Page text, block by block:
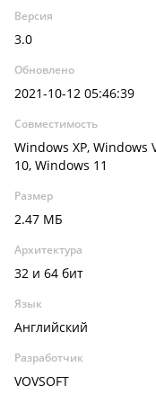
Версия
3.0
Обновлено
2021-10-12 05:46:39
Совместимость
Windows XP, Windows
10, Windows 11
Размер
2.47 МБ
Архитектура
32 и 64 бит
Язык
Английский
Разработчик
VOVSOFT